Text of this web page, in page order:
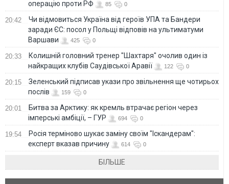
операцію проти РФ 85 0
20:42
Чи відмовиться Україна від героїв УПА та Бандери
заради ЄС: посол у Польщі відповів на ультиматуми
Варшави
425 0
20:33
Колишній головний тренер "Шахтаря" очолив один із
найкращих клубів Саудівської Аравії
122 0
20:15
Зеленський підписав укази про звільнення ще чотирьох
послів
159 0
20:01
Битва за Арктику: як кремль втрачає регіон через
імперські амбіції, – ГУР
694 0
19:54
Росія терміново шукає заміну своїм "Іскандерам":
експерт вказав причину
614 0
БІЛЬШЕ